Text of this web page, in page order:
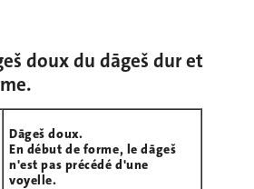
doux du dāgeš dur et
Dāgeš doux.
En début de forme, le dāgeš
n'est pas précédé d'une
voyelle.